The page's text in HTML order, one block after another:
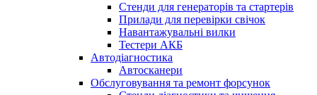
Стенди для генераторів та стартерів
Прилади для перевірки свічок
Навантажувальні вилки
Тестери АКБ
Автодіагностика
Автосканери
Обслуговування та ремонт форсунок